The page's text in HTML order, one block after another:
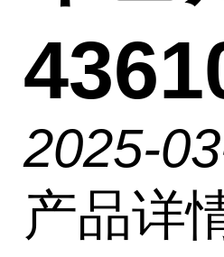
2025-
产品详